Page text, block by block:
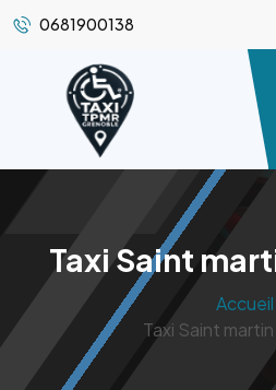
0681900138
Taxi Saint
Accueil
Taxi Saint